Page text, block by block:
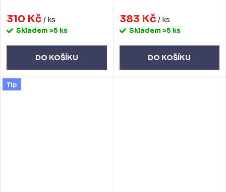
310 Kč / ks
Skladem >5 ks
DO KOŠÍKU
383 Kč / ks
Skladem >5 ks
DO KOŠÍKU
Tip